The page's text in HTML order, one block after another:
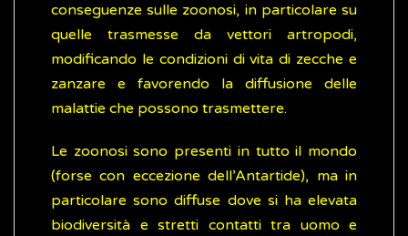
conseguenze sulle zoonosi, in particolare su
quelle trasmesse da vettori artropodi,
modificando le condizioni di vita di zecche e
zanzare e favorendo la diffusione delle
malattie che possono trasmettere.
Le zoonosi sono presenti in tutto il mondo
(forse con eccezione dell’Antartide), ma in
particolare sono diffuse dove si ha elevata
biodiversità e stretti contatti tra uomo e